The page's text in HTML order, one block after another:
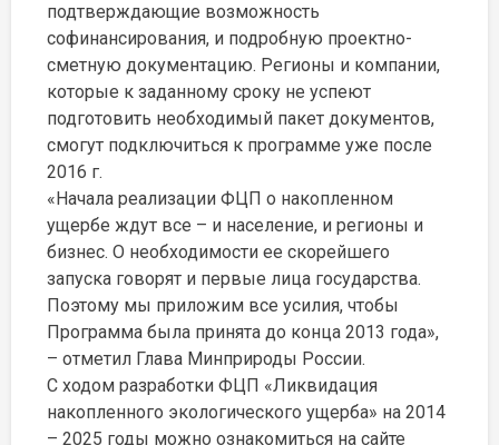
подтверждающие возможность
софинансирования, и подробную проектно-
сметную документацию. Регионы и компании,
которые к заданному сроку не успеют
подготовить необходимый пакет документов,
смогут подключиться к программе уже после
2016 г.
«Начала реализации ФЦП о накопленном
ущербе ждут все – и население, и регионы и
бизнес. О необходимости ее скорейшего
запуска говорят и первые лица государства.
Поэтому мы приложим все усилия, чтобы
Программа была принята до конца 2013 года»,
– отметил Глава Минприроды России.
С ходом разработки ФЦП «Ликвидация
накопленного экологического ущерба» на 2014
– 2025 годы можно ознакомиться на сайте